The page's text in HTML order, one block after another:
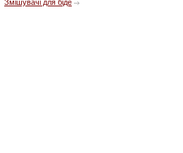
Змішувачі для біде